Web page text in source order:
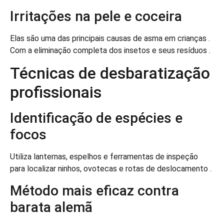
Irritações na pele e coceira
Elas são uma das principais causas de asma em crianças .
Com a eliminação completa dos insetos e seus resíduos .
Técnicas de desbaratização
profissionais
Identificação de espécies e
focos
Utiliza lanternas, espelhos e ferramentas de inspeção
para localizar ninhos, ovotecas e rotas de deslocamento .
Método mais eficaz contra
barata alemã